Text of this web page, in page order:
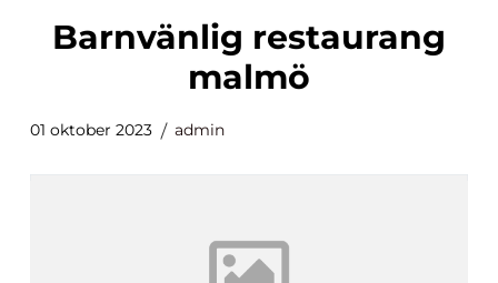
barnvänlig restaurang
malmö
01 oktober 2023 admin